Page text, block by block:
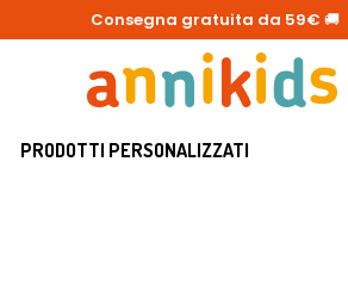
Consegna gratuita da 59€ 🚚
PRODOTTI PERSONALIZZATI